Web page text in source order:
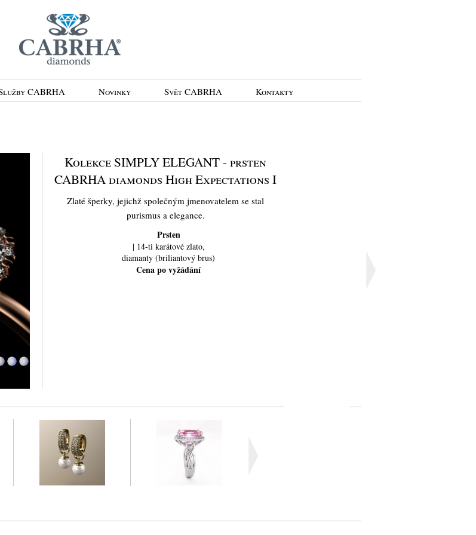
CABRHA Novinky Svět CABRHA Kontakty
Kolekce SIMPLY ELEGANT - prsten
CABRHA diamonds High Expectations I
Zlaté šperky, jejichž společným jmenovatelem se stal
purismus a elegance.
Prsten
| 14-ti karátové zlato,
diamanty (briliantový brus)
Cena po vyžádání